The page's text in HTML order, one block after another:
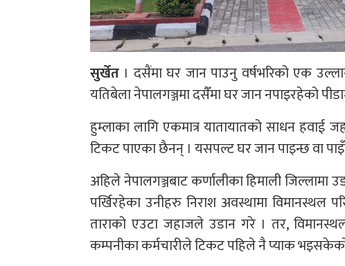
सुर्खेत । दसैंमा घर जान पाउनु वर्षभरिको एक
यतिबेला नेपालगञ्जमा दसैँमा घर जान नपाइरहेको
हुम्लाका लागि एकमात्र यातायातको साधन हवाई
टिकट पाएका छैनन् । यसपल्ट घर जान पाइन्छ वा
अहिले नेपालगञ्जबाट कर्णालीका हिमाली
पर्खिरहेका उनीहरु निराश अवस्थामा विमानस्थल
ताराको एउटा जहाजले उडान गरे । तर,
कम्पनीका कर्मचारीले टिकट पहिले नै प्याक